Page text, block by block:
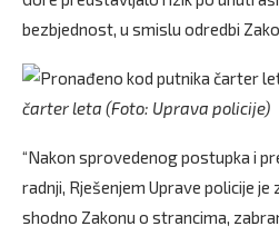
bezbjednost, u smislu odredbi
čarter leta (Foto: Uprava policije)
“Nakon sprovedenog postupka i
radnji, Rješenjem Uprave policije je
shodno Zakonu o strancima,